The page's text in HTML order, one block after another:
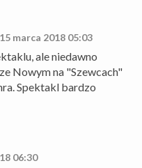
15 marca 2018 05:03
ale niedawno
Nowym na "Szewcach"
Spektakl bardzo
06:30